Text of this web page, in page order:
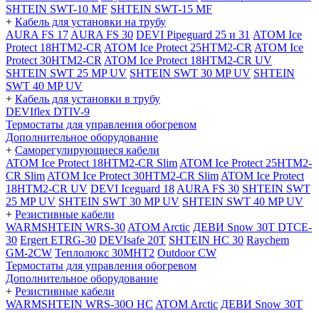
SHTEIN SWT-10 MF SHTEIN SWT-15 MF
+ Кабель для установки на трубу
AURA FS 17 AURA FS 30 DEVI Pipeguard 25 и 31 ATOM Ice
Protect 18HTM2-CR ATOM Ice Protect 25HTM2-CR ATOM Ice
Protect 30HTM2-CR ATOM Ice Protect 18HTM2-CR UV
SHTEIN SWT 25 MP UV SHTEIN SWT 30 MP UV SHTEIN
SWT 40 MP UV
+ Кабель для установки в трубу
DEVIflex DTIV-9
Термостаты для управления обогревом
Дополнительное оборудование
+ Саморегулирующиеся кабели
ATOM Ice Protect 18HTM2-CR Slim ATOM Ice Protect 25HTM2-
CR Slim ATOM Ice Protect 30HTM2-CR Slim ATOM Ice Protect
18HTM2-CR UV DEVI Iceguard 18 AURA FS 30 SHTEIN SWT
25 MP UV SHTEIN SWT 30 MP UV SHTEIN SWT 40 MP UV
+ Резистивные кабели
WARMSHTEIN WRS-30 ATOM Arctic ДЕВИ Snow 30T DTCE-
30 Ergert ETRG-30 DEVIsafe 20T SHTEIN HC 30 Raychem
GM-2CW Теплолюкс 30МНТ2 Outdoor CW
Термостаты для управления обогревом
Дополнительное оборудование
+ Резистивные кабели
WARMSHTEIN WRS-30O HC ATOM Arctic ДЕВИ Snow 30T